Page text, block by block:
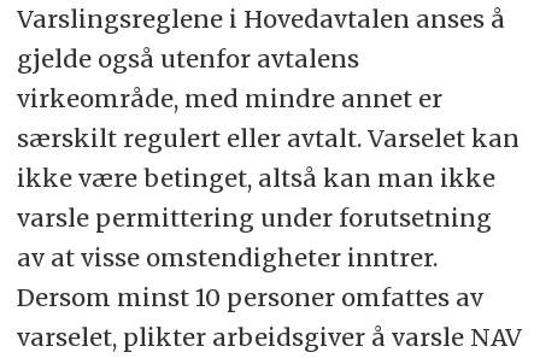
Varslingsreglene i Hovedavtalen anses å
gjelde også utenfor avtalens
virkeområde, med mindre annet er
særskilt regulert eller avtalt. Varselet kan
ikke være betinget, altså kan man ikke
varsle permittering under forutsetning
av at visse omstendigheter inntrer.
Dersom minst 10 personer omfattes av
varselet, plikter arbeidsgiver å varsle NAV